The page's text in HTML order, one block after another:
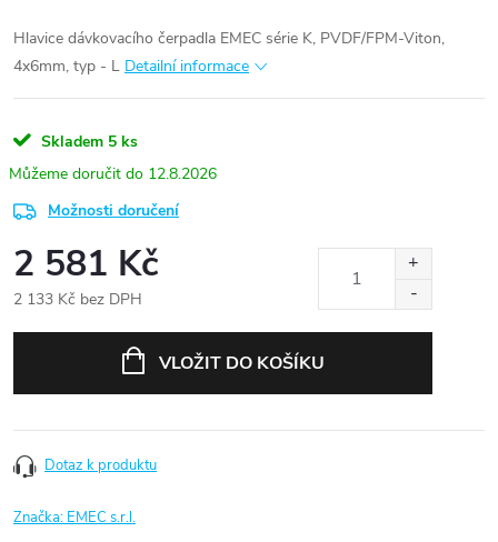
Hlavice dávkovacího čerpadla EMEC série K, PVDF/FPM-Viton,
4x6mm, typ - L Detailní informace
Skladem 5 ks
12.8.2026
Možnosti doručení
2 581 Kč
2 133 Kč bez DPH
VLOŽIT DO KOŠÍKU
Dotaz k produktu
Značka: EMEC s.r.l.